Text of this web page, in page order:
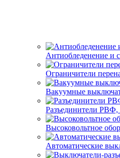
Антиобледенение и
Ограничители
Вакуумные
Разъединители
Высоковольтное
Автоматические